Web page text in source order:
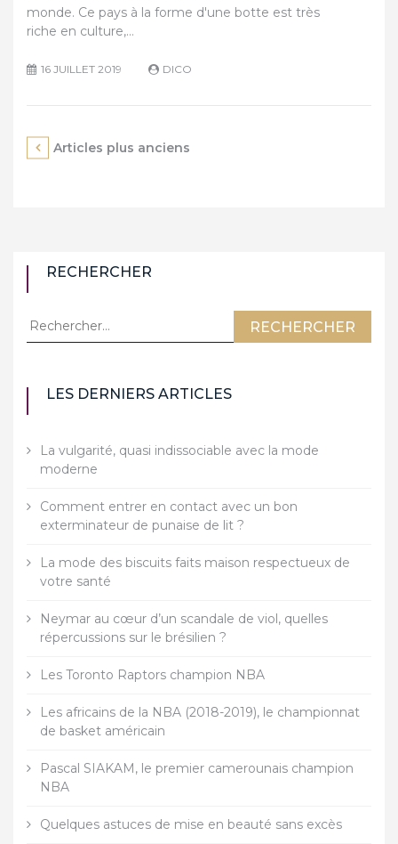
monde. Ce pays à la forme d'une botte est très
riche en culture,…
16 JUILLET 2019 DICO
Navigation
Articles plus anciens
RECHERCHER
Rechercher :
LES DERNIERS ARTICLES
La vulgarité, quasi indissociable avec la mode
moderne
Comment entrer en contact avec un bon
exterminateur de punaise de lit ?
La mode des biscuits faits maison respectueux de
votre santé
Neymar au cœur d’un scandale de viol, quelles
répercussions sur le brésilien ?
Les Toronto Raptors champion NBA
Les africains de la NBA (2018-2019), le championnat
de basket américain
Pascal SIAKAM, le premier camerounais champion
NBA
Quelques astuces de mise en beauté sans excès